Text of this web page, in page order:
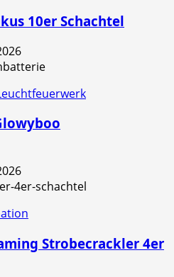
10er Schachtel
Strobecrackler 4er